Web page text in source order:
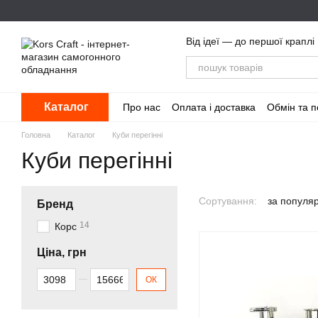
Від ідеї — до першої краплі
Каталог Про нас Оплата і доставка Обмін та
Головна Каталог Куби перегінні
Куби перегінні
Сортування: за
Бренд
Корс 14
Ціна, грн
Від Ціна, грн
До Ціна, грн ОК